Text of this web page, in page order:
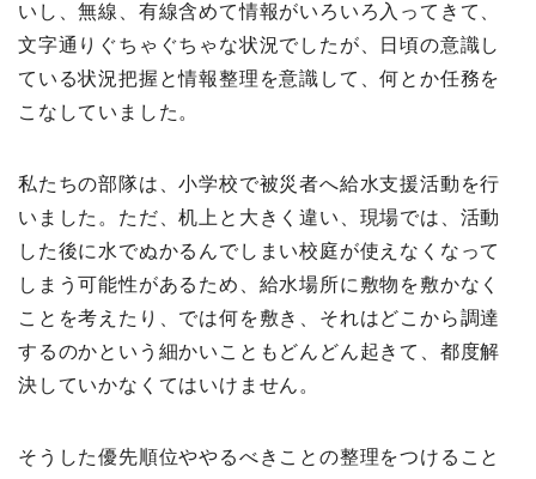
いし、無線、有線含めて情報がいろいろ入ってきて、
文字通りぐちゃぐちゃな状況でしたが、日頃の意識し
ている状況把握と情報整理を意識して、何とか任務を
こなしていました。
私たちの部隊は、小学校で被災者へ給水支援活動を行
いました。ただ、机上と大きく違い、現場では、活動
した後に水でぬかるんでしまい校庭が使えなくなって
しまう可能性があるため、給水場所に敷物を敷かなく
ことを考えたり、では何を敷き、それはどこから調達
するのかという細かいこともどんどん起きて、都度解
決していかなくてはいけません。
そうした優先順位ややるべきことの整理をつけること